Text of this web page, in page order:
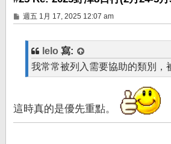
文
章
週五 1月 17, 2025 12:07 am
lelo 寫:
我常常被列入需要協助的類別，
這時真的是優先重點。